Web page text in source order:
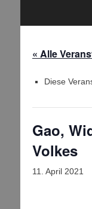
« Alle
Diese
Gao,
Volkes
11. April 2021